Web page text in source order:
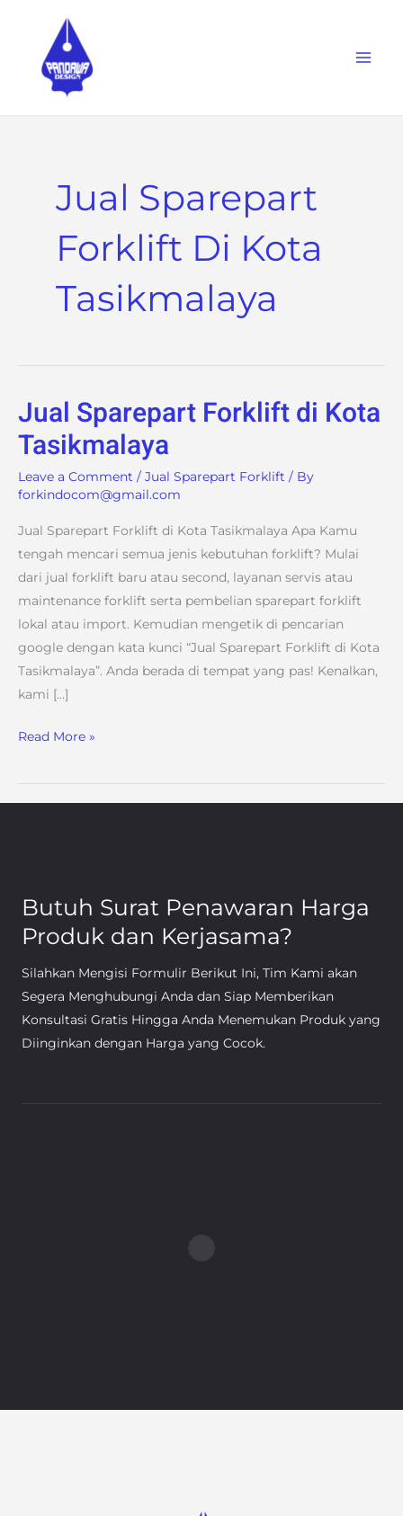
content
Jual Sparepart
Forklift Di Kota
Tasikmalaya
Jual Sparepart Forklift di Kota
Tasikmalaya
Leave a Comment / Jual Sparepart Forklift / By
forkindocom@gmail.com
Jual Sparepart Forklift di Kota Tasikmalaya Apa Kamu
tengah mencari semua jenis kebutuhan forklift? Mulai
dari jual forklift baru atau second, layanan servis atau
maintenance forklift serta pembelian sparepart forklift
lokal atau import. Kemudian mengetik di pencarian
google dengan kata kunci “Jual Sparepart Forklift di Kota
Tasikmalaya”. Anda berada di tempat yang pas! Kenalkan,
kami […]
Jual
Sparepart
Forklift
di
Kota
Tasikmalaya
Read More »
Butuh Surat Penawaran Harga
Produk dan Kerjasama?
Silahkan Mengisi Formulir Berikut Ini, Tim Kami akan
Segera Menghubungi Anda dan Siap Memberikan
Konsultasi Gratis Hingga Anda Menemukan Produk yang
Diinginkan dengan Harga yang Cocok.